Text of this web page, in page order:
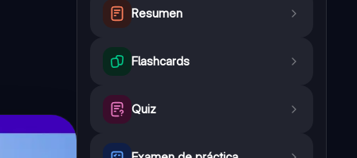
Resumen
Flashcards
Quiz